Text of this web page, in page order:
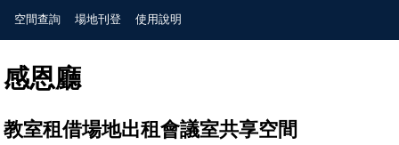
空間查詢 場地刊登 使用說明
感恩廳
教室租借場地出租會議室共享空間